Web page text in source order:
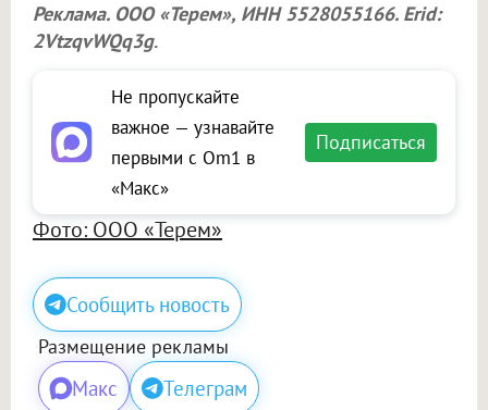
Реклама. ООО «Терем», ИНН 5528055166. Erid:
2VtzqvWQq3g.
Не пропускайте
важное — узнавайте
первыми с Om1 в
«Макс»
Подписаться
Фото: ООО «Терем»
Сообщить новость
Размещение рекламы
Макс Телеграм